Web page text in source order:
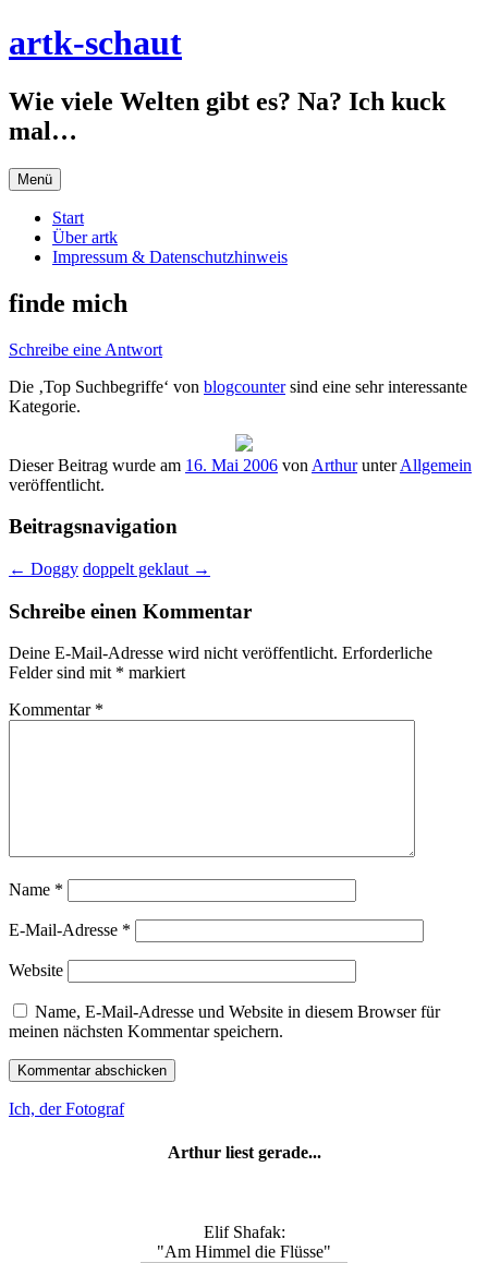
Inhalt
artk-schaut
Wie viele Welten gibt es? Na? Ich kuck
mal…
Menü
Start
Über artk
Impressum & Datenschutzhinweis
finde mich
Schreibe eine Antwort
Die ‚Top Suchbegriffe‘ von blogcountersind eine sehr interessante
Kategorie.
Dieser Beitrag wurde am 16. Mai 2006 von ArthurunterAllgemein
veröffentlicht.
Beitragsnavigation
← Doggy doppelt geklaut →
Schreibe einen Kommentar
Deine E-Mail-Adresse wird nicht veröffentlicht. Erforderliche
Felder sind mit * markiert
Kommentar *
Name *
E-Mail-Adresse *
Website
Name, E-Mail-Adresse und Website in diesem Browser für
meinen nächsten Kommentar speichern.
Ich, der Fotograf
Arthur liest gerade...
Elif Shafak:
"Am Himmel die Flüsse"